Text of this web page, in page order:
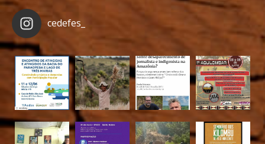
cedefes_